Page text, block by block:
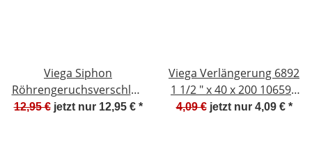
Viega Siphon
Röhrengeruchsverschluß
1 1/4 x 1 1/4 305611 5611
12,95 € jetzt nur 12,95 € *
Viega Verlängerung 6892
1 1/2 " x 40 x 200 106591
NEU #W621-K4
4,09 € jetzt nur 4,09 € *